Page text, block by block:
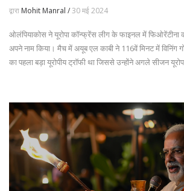
द्वारा Mohit Manral /30 मई 2024
ओलंपियाकोस ने यूरोपा कॉन्फ्रेंस लीग के फाइनल में फिओरेंटीना
अपने नाम किया। मैच में अयूब एल काबी ने 116वें मिनट में विनिंग
का पहला बड़ा यूरोपीय ट्रॉफी था जिससे उन्होंने अगले सीजन